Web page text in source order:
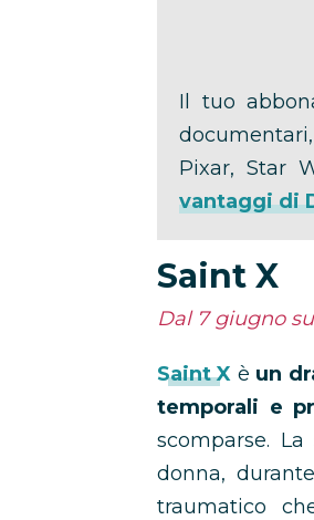
Il tuo
Pixar, Star
vantaggi di
Saint X
Dal 7 giugno
Saint X è un
temporali e
scomparse.
donna,
traumatico